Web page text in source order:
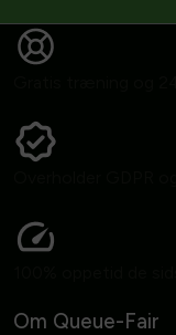
Om Queue-Fair